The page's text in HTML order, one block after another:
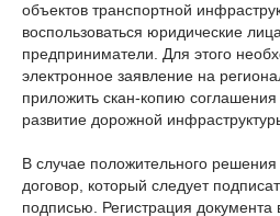
объектов транспортной
воспользоваться юридические
предприниматели. Для этого
электронное заявление на
приложить скан-копию
развитие дорожной
В случае положительного
договор, который следует
подписью. Регистрация документа